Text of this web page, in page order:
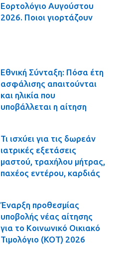
Εορτολόγιο Αυγούστου
2026. Ποιοι γιορτάζουν
Εθνική Σύνταξη: Πόσα έτη
ασφάλισης απαιτούνται
και ηλικία που
υποβάλλεται η αίτηση
Τι ισχύει για τις δωρεάν
ιατρικές εξετάσεις
μαστού, τραχήλου μήτρας,
παχέος εντέρου, καρδιάς
Έναρξη προθεσμίας
υποβολής νέας αίτησης
για το Κοινωνικό Οικιακό
Τιμολόγιο (ΚΟΤ) 2026